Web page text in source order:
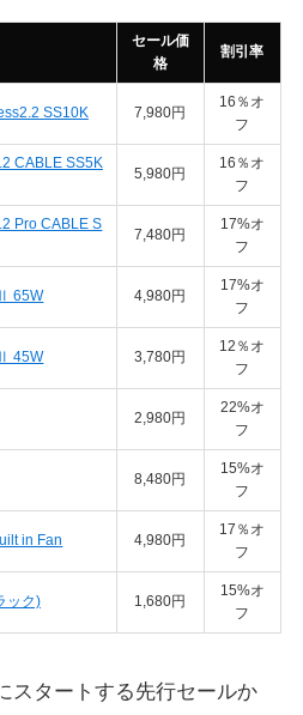
セール価
格
割引率
SS10K 7,980円
16％オ
フ
CABLE SS5K
5,980円
16％オ
フ
Pro CABLE S
7,480円
17%オ
フ
65W 4,980円
17%オ
フ
45W 3,780円
12％オ
フ
2,980円
22%オ
フ
8,480円
15%オ
フ
in Fan 4,980円
17％オ
フ
ック) 1,680円
15%オ
フ
スタートする先行セールか